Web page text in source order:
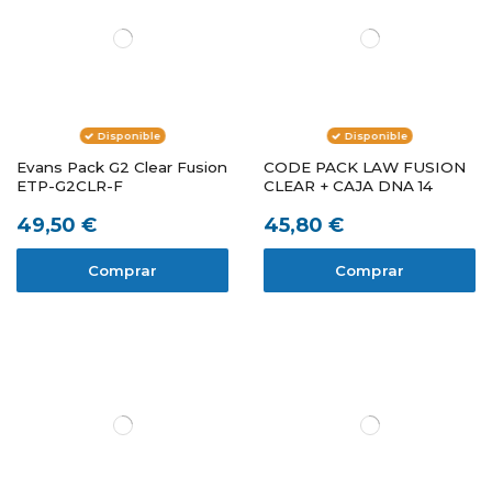
Disponible
Evans Pack G2 Clear Fusion
ETP-G2CLR-F
49,50 €
Comprar
Disponible
CODE PACK LAW FUSION
CLEAR + CAJA DNA 14
45,80 €
Comprar